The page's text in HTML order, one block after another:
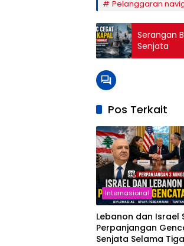
Pelanggaran
Serangan
Senjata
Pos Terkait
Internasional
Lebanon dan Israel
Perpanjangan
Senjata Selama